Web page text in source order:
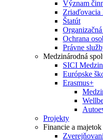
Význam
Zriaďovacia
Štatút
Ochrana
Právne
Medzinárodná
SICI
Európske
Erasmus+
Projekty
Financie a majetok